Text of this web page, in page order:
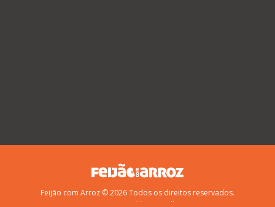
Feijão com Arroz © 2026 Todos os direitos reservados.